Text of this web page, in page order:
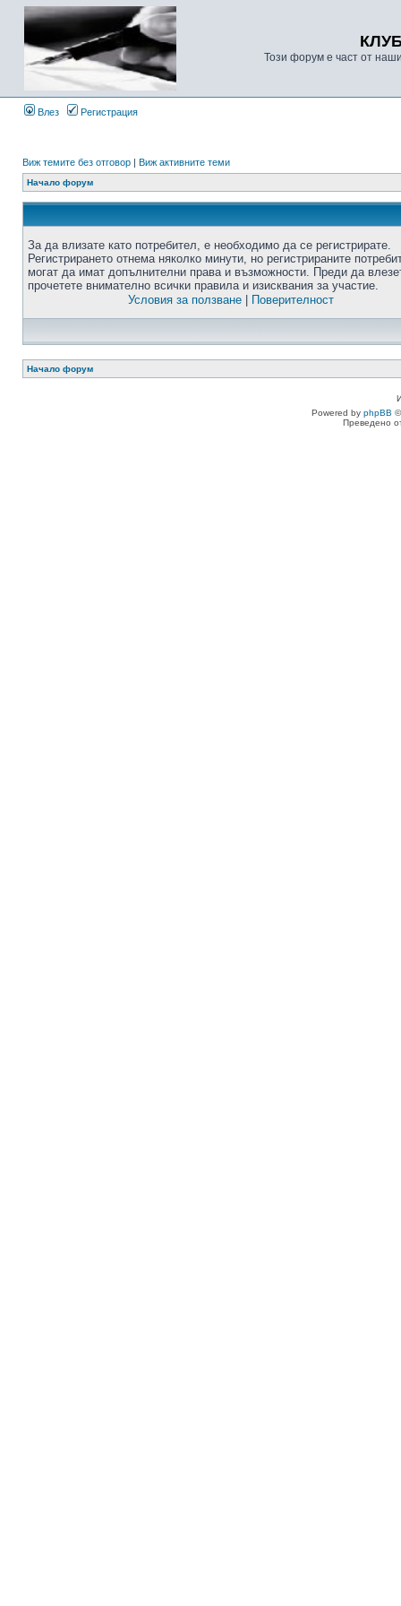
Този форум е част от
Влез Регистрация
Виж темите без отговор | Виж активните теми
Начало форум
За да влизате като потребител, е необходимо да се регистрирате.
Регистрирането отнема няколко минути, но регистрираните
могат да имат допълнителни права и възможности. Преди да
прочетете внимателно всички правила и изисквания за участие.
Условия за ползване| Поверителност
Начало форум
Powered by phpBB
Преведено